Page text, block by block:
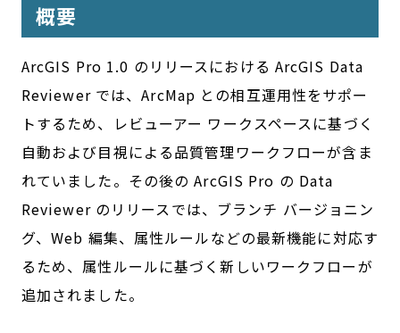
概要
ArcGIS Pro 1.0 のリリースにおける ArcGIS Data
Reviewer では、ArcMap との相互運用性をサポー
トするため、レビューアー ワークスペースに基づく
自動および目視による品質管理ワークフローが含ま
れていました。その後の ArcGIS Pro の Data
Reviewer のリリースでは、ブランチ バージョニン
グ、Web 編集、属性ルールなどの最新機能に対応す
るため、属性ルールに基づく新しいワークフローが
追加されました。